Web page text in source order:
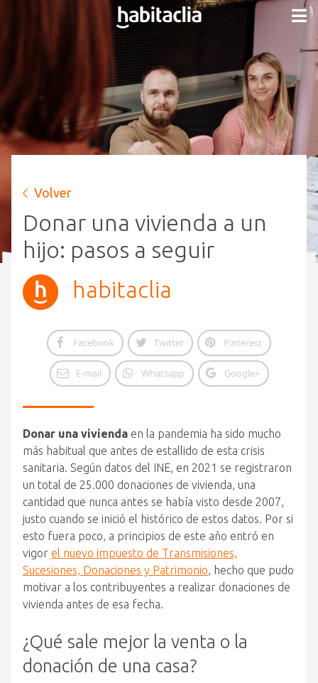
Volver
Donar una vivienda a un
hijo: pasos a seguir
habitaclia
Facebook Twitter Pinterest
E-mail Whatsapp Google+
Donar una vivienda en la pandemia ha sido mucho
más habitual que antes de estallido de esta crisis
sanitaria. Según datos del INE, en 2021 se registraron
un total de 25.000 donaciones de vivienda, una
cantidad que nunca antes se había visto desde 2007,
justo cuando se inició el histórico de estos datos. Por si
esto fuera poco, a principios de este año entró en
vigor el nuevo impuesto de Transmisiones,
Sucesiones, Donaciones y Patrimonio, hecho que pudo
motivar a los contribuyentes a realizar donaciones de
vivienda antes de esa fecha.
¿Qué sale mejor la venta o la
donación de una casa?